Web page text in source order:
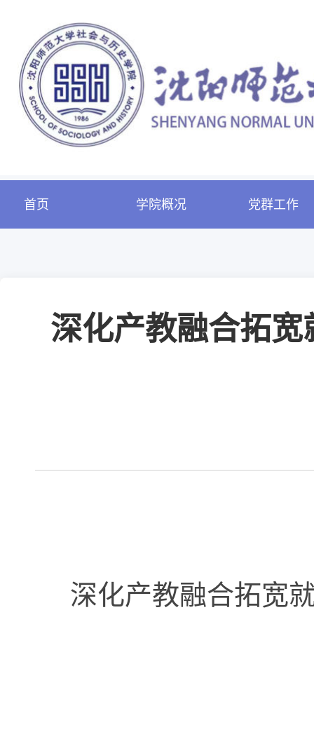
首页 学院概况 党群工作
深化产教融合拓
深化产教融合拓宽